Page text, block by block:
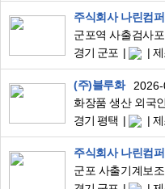
주식회사 나린컴퍼
경기 군포
(주)블루화
화장품 생산 외국
경기 평택
주식회사 나린컴퍼